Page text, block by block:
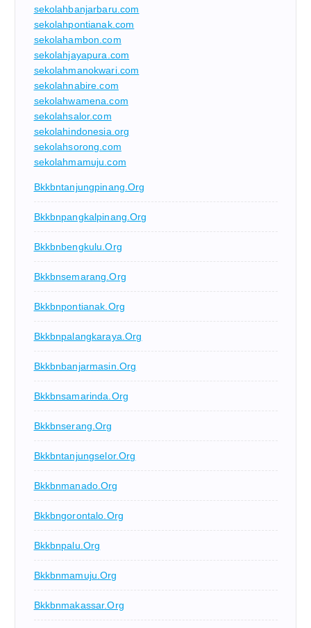
sekolahbanjarbaru.com
sekolahpontianak.com
sekolahambon.com
sekolahjayapura.com
sekolahmanokwari.com
sekolahnabire.com
sekolahwamena.com
sekolahsalor.com
sekolahindonesia.org
sekolahsorong.com
sekolahmamuju.com
Bkkbntanjungpinang.org
Bkkbnpangkalpinang.org
Bkkbnbengkulu.org
Bkkbnsemarang.org
Bkkbnpontianak.org
Bkkbnpalangkaraya.org
Bkkbnbanjarmasin.org
Bkkbnsamarinda.org
Bkkbnserang.org
Bkkbntanjungselor.org
Bkkbnmanado.org
Bkkbngorontalo.org
Bkkbnpalu.org
Bkkbnmamuju.org
Bkkbnmakassar.org